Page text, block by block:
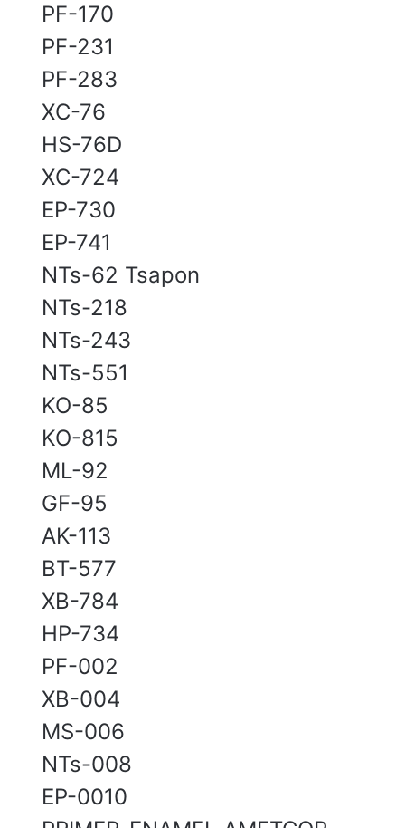
PF-170
PF-231
PF-283
XC-76
HS-76D
XC-724
EP-730
EP-741
NTs-62 Tsapon
NTs-218
NTs-243
NTs-551
KO-85
KO-815
ML-92
GF-95
AK-113
BT-577
XB-784
HP-734
PF-002
XB-004
MS-006
NTs-008
EP-0010